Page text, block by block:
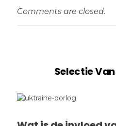
Comments are closed.
Selectie